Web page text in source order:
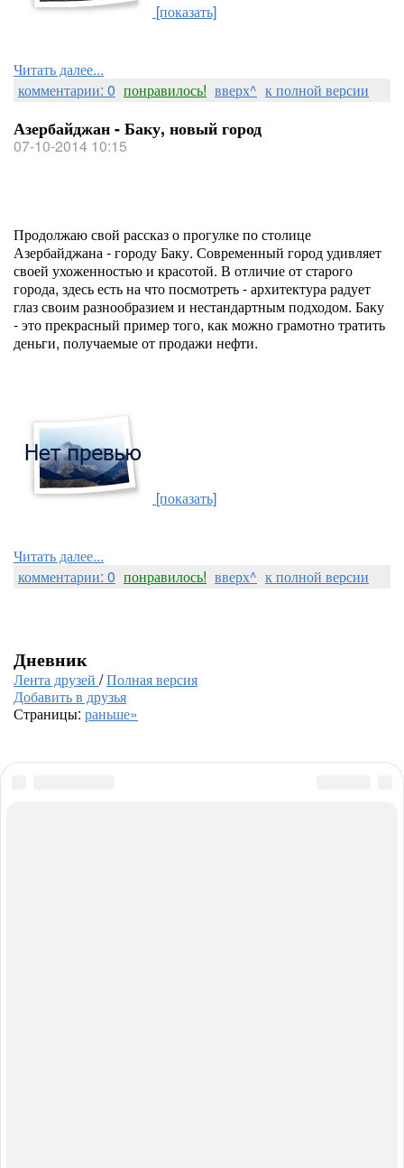
[показать]
Читать далее...
комментарии: 0 понравилось! вверх^ к полной версии
Азербайджан - Баку, новый город
07-10-2014 10:15
Продолжаю свой рассказ о прогулке по столице
Азербайджана - городу Баку. Современный город удивляет
своей ухоженностью и красотой. В отличие от старого
города, здесь есть на что посмотреть - архитектура радует
глаз своим разнообразием и нестандартным подходом. Баку
- это прекрасный пример того, как можно грамотно тратить
деньги, получаемые от продажи нефти.
[показать]
Читать далее...
комментарии: 0 понравилось! вверх^ к полной версии
Дневник
Лента друзей /Полная версия
Добавить в друзья
Страницы: раньше»